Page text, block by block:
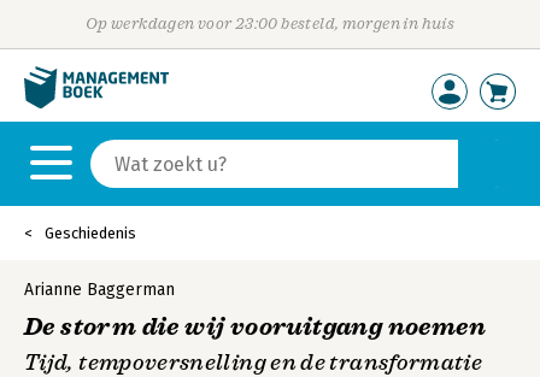
Op werkdagen voor 23:00 besteld, morgen in huis
Geschiedenis
Arianne Baggerman
De storm die wij vooruitgang noemen
Tijd, tempoversnelling en de transformatie